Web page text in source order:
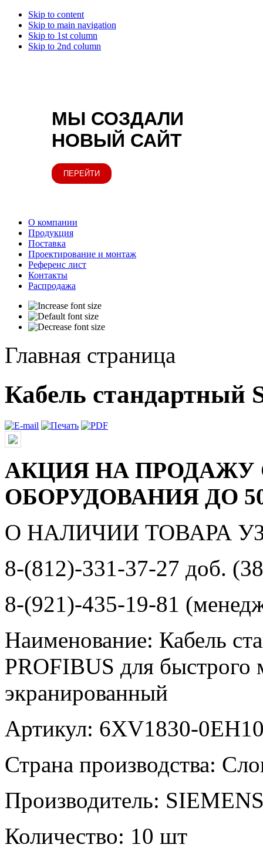
Skip to content
Skip to main navigation
Skip to 1st column
Skip to 2nd column
МЫ СОЗДАЛИ
НОВЫЙ САЙТ
ПЕРЕЙТИ
О компании
Продукция
Поставка
Проектирование и монтаж
Референс лист
Контакты
Распродажа
Главная страница
Кабель стандартный
АКЦИЯ НА ПРОДАЖУ
ОБОРУДОВАНИЯ ДО
О НАЛИЧИИ ТОВАРА
8-(812)-331-37-27 доб.
8-(921)-435-19-81
Наименование: Кабель
PROFIBUS для
экранированный
Артикул: 6XV1830-
Страна производства:
Производитель:
Количество: 10 шт